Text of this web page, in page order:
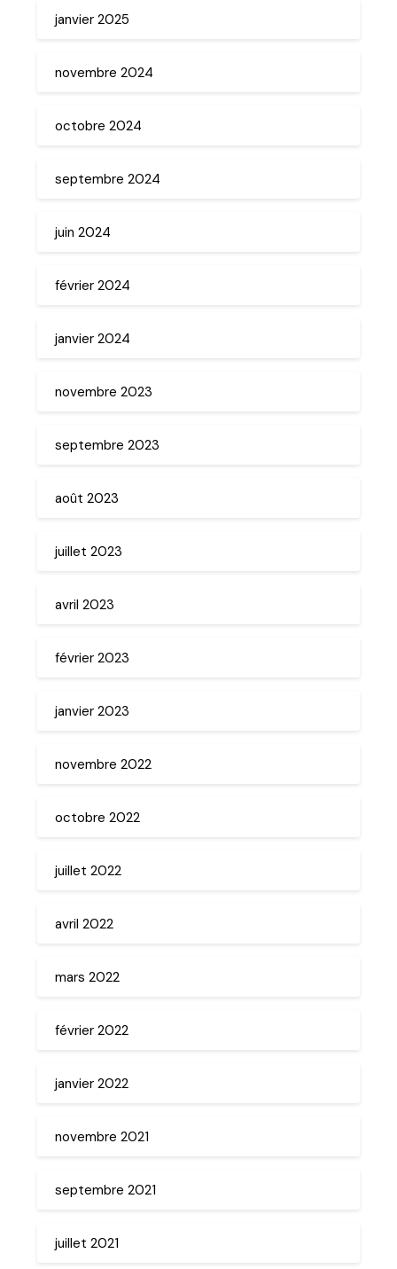
janvier 2025
novembre 2024
octobre 2024
septembre 2024
juin 2024
février 2024
janvier 2024
novembre 2023
septembre 2023
août 2023
juillet 2023
avril 2023
février 2023
janvier 2023
novembre 2022
octobre 2022
juillet 2022
avril 2022
mars 2022
février 2022
janvier 2022
novembre 2021
septembre 2021
juillet 2021